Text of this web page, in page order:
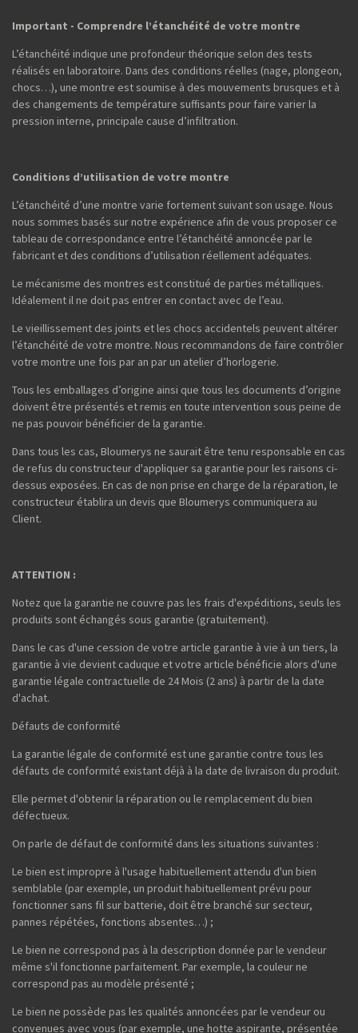
Important - Comprendre l’étanchéité de votre montre
L’étanchéité indique une profondeur théorique selon des tests
réalisés en laboratoire. Dans des conditions réelles (nage, plongeon,
chocs…), une montre est soumise à des mouvements brusques et à
des changements de température suffisants pour faire varier la
pression interne, principale cause d’infiltration.
Conditions d’utilisation de votre montre
L’étanchéité d’une montre varie fortement suivant son usage. Nous
nous sommes basés sur notre expérience afin de vous proposer ce
tableau de correspondance entre l’étanchéité annoncée par le
fabricant et des conditions d’utilisation réellement adéquates.
Le mécanisme des montres est constitué de parties métalliques.
Idéalement il ne doit pas entrer en contact avec de l’eau.
Le vieillissement des joints et les chocs accidentels peuvent altérer
l’étanchéité de votre montre. Nous recommandons de faire contrôler
votre montre une fois par an par un atelier d’horlogerie.
Tous les emballages d’origine ainsi que tous les documents d’origine
doivent être présentés et remis en toute intervention sous peine de
ne pas pouvoir bénéficier de la garantie.
Dans tous les cas, Bloumerys ne saurait être tenu responsable en cas
de refus du constructeur d'appliquer sa garantie pour les raisons ci-
dessus exposées. En cas de non prise en charge de la réparation, le
constructeur établira un devis que Bloumerys communiquera au
Client.
ATTENTION :
Notez que la garantie ne couvre pas les frais d'expéditions, seuls les
produits sont échangés sous garantie (gratuitement).
Dans le cas d'une cession de votre article garantie à vie à un tiers, la
garantie à vie devient caduque et votre article bénéficie alors d'une
garantie légale contractuelle de 24 Mois (2 ans) à partir de la date
d'achat.
Défauts de conformité
La garantie légale de conformité est une garantie contre tous les
défauts de conformité existant déjà à la date de livraison du produit.
Elle permet d'obtenir la réparation ou le remplacement du bien
défectueux.
On parle de défaut de conformité dans les situations suivantes :
Le bien est impropre à l'usage habituellement attendu d'un bien
semblable (par exemple, un produit habituellement prévu pour
fonctionner sans fil sur batterie, doit être branché sur secteur,
pannes répétées, fonctions absentes…) ;
Le bien ne correspond pas à la description donnée par le vendeur
même s'il fonctionne parfaitement. Par exemple, la couleur ne
correspond pas au modèle présenté ;
Le bien ne possède pas les qualités annoncées par le vendeur ou
convenues avec vous (par exemple, une hotte aspirante, présentée